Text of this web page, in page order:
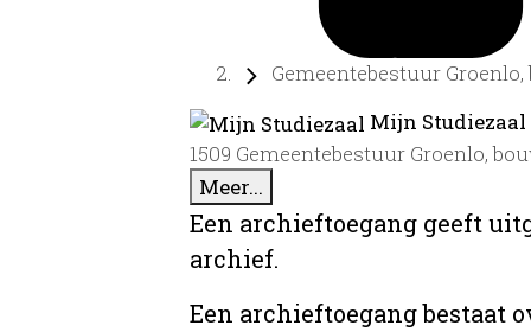
Gemeentebestuur Groenlo,
Mijn
1509 Gemeentebestuur Groenlo,
Meer...
Een archieftoegang geeft
archief.
Een archieftoegang bestaat